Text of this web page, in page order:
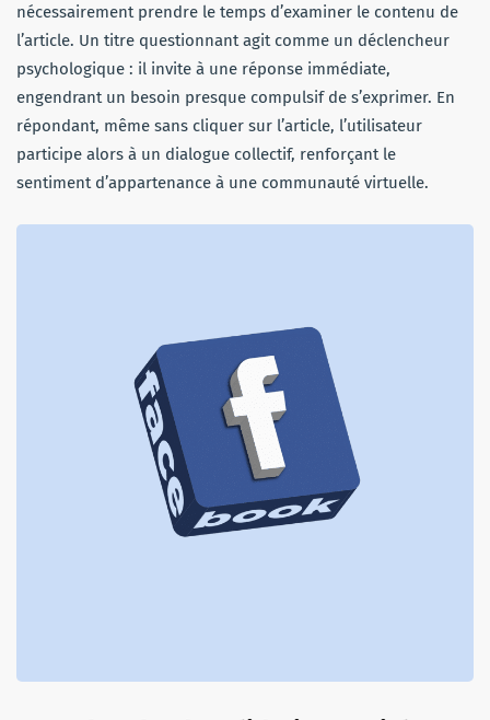
nécessairement prendre le temps d’examiner le contenu de
l’article. Un titre questionnant agit comme un déclencheur
psychologique : il invite à une réponse immédiate,
engendrant un besoin presque compulsif de s’exprimer. En
répondant, même sans cliquer sur l’article, l’utilisateur
participe alors à un dialogue collectif, renforçant le
sentiment d’appartenance à une communauté virtuelle.